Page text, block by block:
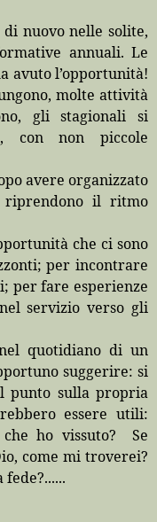
nuovo nelle solite,
annuali. Le
avuto l’opportunità!
molte attività
gli stagionali si
con non piccole
avere organizzato
riprendono il ritmo
che ci sono
per incontrare
per fare esperienze
servizio verso gli
quotidiano di un
suggerire: si
punto sulla propria
essere utili:
ho vissuto?
Se
come mi troverei?